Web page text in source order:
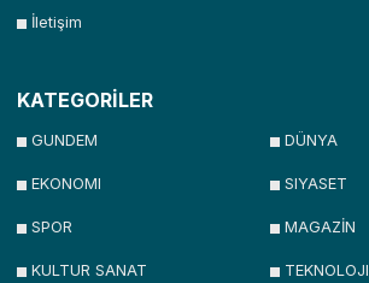
İletişim
KATEGORİLER
GUNDEM DÜNYA
EKONOMI SIYASET
SPOR MAGAZİN
KULTUR SANAT TEKNOLOJI